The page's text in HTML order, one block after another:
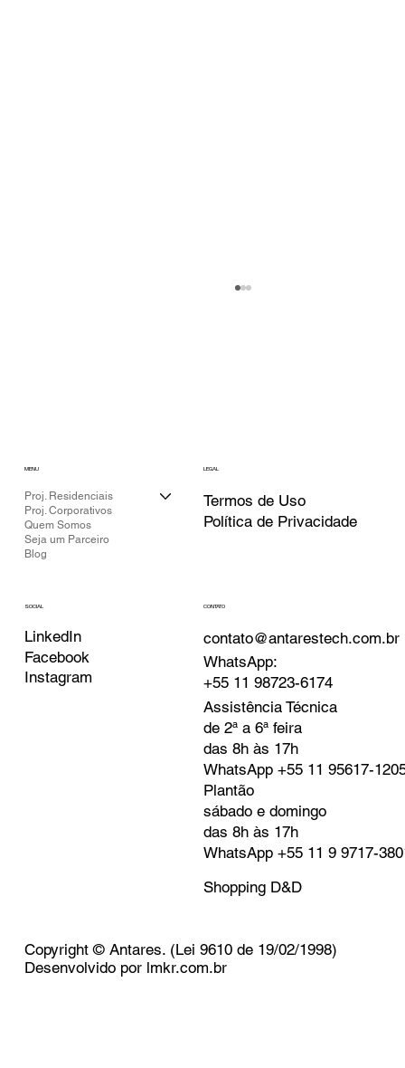
YAMAHA LINE ARRAY SPEAKER – VXL
SERIES
Proj. Residenciais
Proj. Corporativos
Quem Somos
Seja um Parceiro
Blog
MENU LEGAL
Política de Privacidade
Termos de Uso
SOCIAL
LinkedIn
Facebook
Instagram
CONTATO
contato@antarestech.com.br
WhatsApp:
+55 11 98723-6174
Assistência Técnica
de 2ª a 6ª feira
das 8h às 17h
WhatsApp +55 11 95617-
Plantão
sábado e domingo
das 8h às 17h
WhatsApp +55 11 9 9717-
Shopping D&D
Copyright © Antares. (Lei 9610 de 19/02/1998)
Desenvolvido por lmkr.com.br